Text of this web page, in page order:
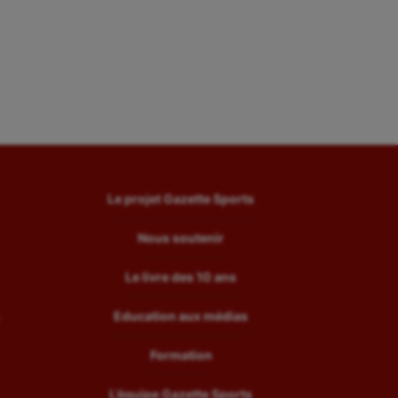
Le projet Gazette Sports
Nous soutenir
Le livre des 10 ans
Education aux médias
Formation
L’équipe Gazette Sports